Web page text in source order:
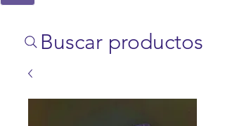
Buscar productos